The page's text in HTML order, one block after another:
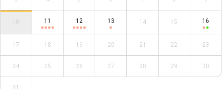
10 11 12 13 14 15 16
17 18 19 20 21 22 23
24 25 26 27 28 29 30
31